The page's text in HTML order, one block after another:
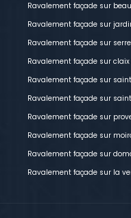
Ravalement façade sur
Ravalement façade sur
Ravalement façade sur
Ravalement façade sur claix
Ravalement façade sur
Ravalement façade sur
Ravalement façade sur
Ravalement façade sur
Ravalement façade sur
Ravalement façade sur la